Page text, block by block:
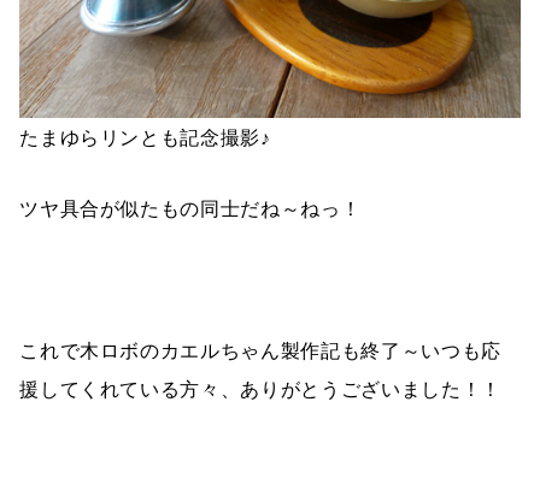
たまゆらリンとも記念撮影♪
ツヤ具合が似たもの同士だね～ねっ！
これで木ロボのカエルちゃん製作記も終了～いつも応
援してくれている方々、ありがとうございました！！